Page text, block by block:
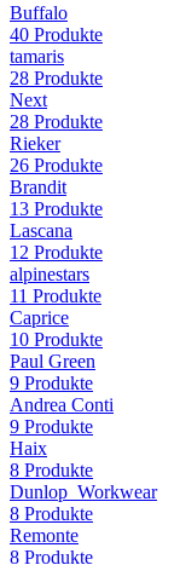
Buffalo
40 Produkte
tamaris
28 Produkte
Next
28 Produkte
Rieker
26 Produkte
Brandit
13 Produkte
Lascana
12 Produkte
alpinestars
11 Produkte
Caprice
10 Produkte
Paul Green
9 Produkte
Andrea Conti
9 Produkte
Haix
8 Produkte
Dunlop_Workwear
8 Produkte
Remonte
8 Produkte